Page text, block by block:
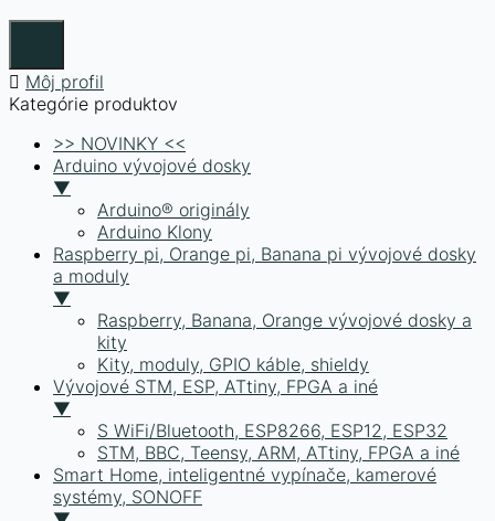
Môj profil
Kategórie produktov
>> NOVINKY <<
Arduino vývojové dosky
▼
Arduino® originály
Arduino Klony
Raspberry pi, Orange pi, Banana pi vývojové dosky
a moduly
▼
Raspberry, Banana, Orange vývojové dosky a
kity
Kity, moduly, GPIO káble, shieldy
Vývojové STM, ESP, ATtiny, FPGA a iné
▼
S WiFi/Bluetooth, ESP8266, ESP12, ESP32
STM, BBC, Teensy, ARM, ATtiny, FPGA a iné
Smart Home, inteligentné vypínače, kamerové
systémy, SONOFF